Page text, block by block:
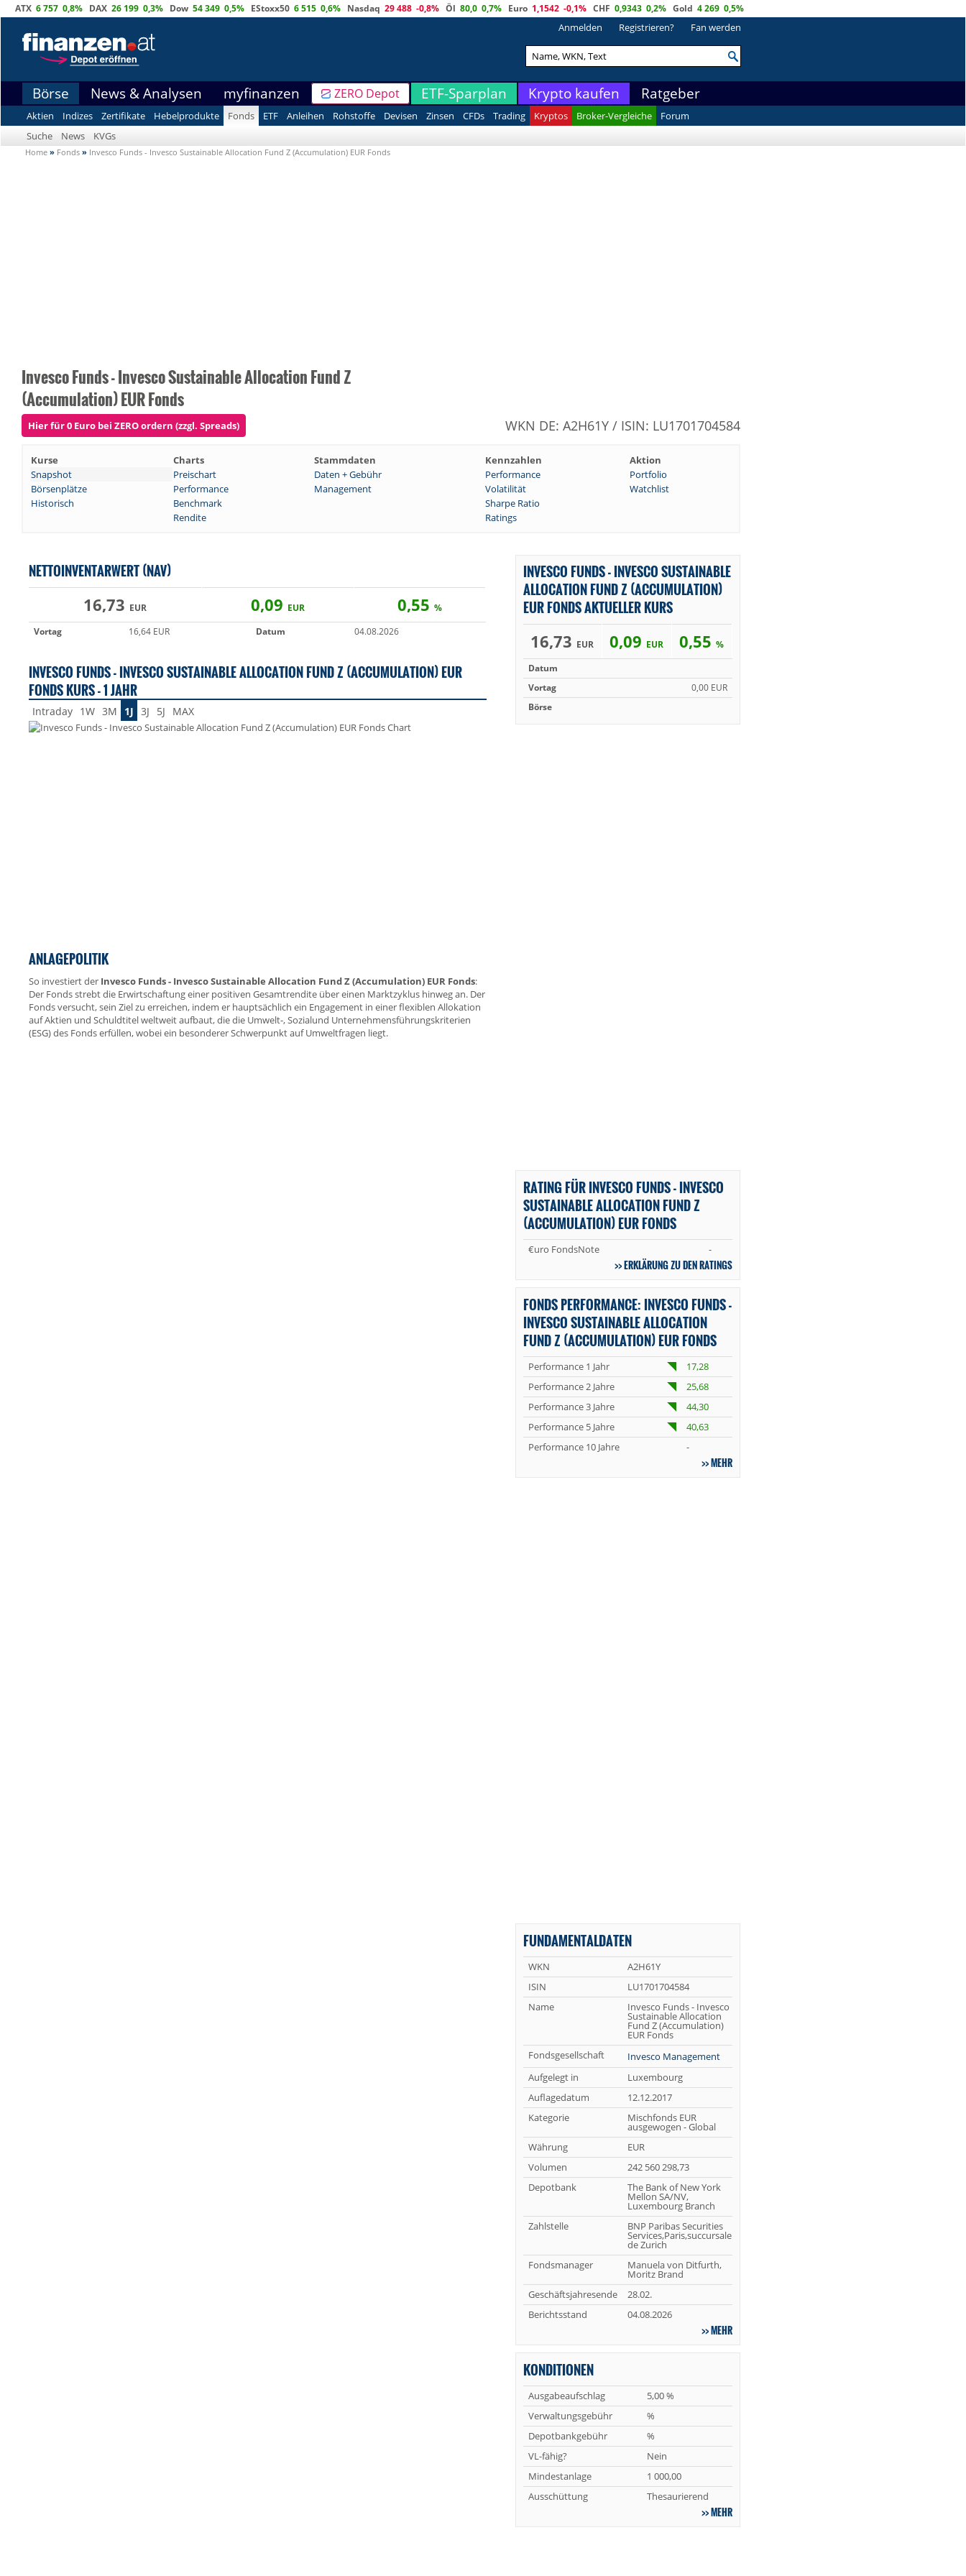
ATX 6 757 0,8% DAX 26 199 0,3% Dow 54 349 0,5% EStoxx50 6 515 0,6% Nasdaq 29 488 -0,8% Öl 80,0 0,7% Euro 1,1542 -0,1% CHF 0,9343 0,2% Gold 4 269 0,5%
Anmelden Registrieren? Fan werden
Börse News & Analysen myfinanzen ZERO Depot ETF-Sparplan Krypto kaufen Ratgeber
Aktien Indizes Zertifikate Hebelprodukte Fonds ETF Anleihen Rohstoffe Devisen Zinsen CFDs Trading Kryptos Broker-Vergleiche
Forum
Suche
News KVGs
Home » Fonds » Invesco Funds - Invesco Sustainable Allocation Fund Z (Accumulation) EUR Fonds
Invesco Funds - Invesco Sustainable Allocation Fund Z
(Accumulation) EUR Fonds
Hier für 0 Euro bei ZERO ordern (zzgl. Spreads) WKN DE: A2H61Y / ISIN: LU1701704584
Kurse Charts Stammdaten Kennzahlen
Aktion
Snapshot
Preischart Daten + Gebühr Performance
Portfolio
Börsenplätze
Performance Management Volatilität
Watchlist
Historisch
Benchmark
Sharpe Ratio
Rendite
Ratings
NETTOINVENTARWERT (NAV)
16,73 EUR 0,09 EUR 0,55 %
Vortag
16,64 EUR Datum 04.08.2026
INVESCO FUNDS - INVESCO SUSTAINABLE ALLOCATION FUND Z (ACCUMULATION) EUR
FONDS KURS - 1 JAHR
Intraday 1W 3M 1J 3J 5J MAX
ANLAGEPOLITIK
So investiert der Invesco Funds - Invesco Sustainable Allocation Fund Z (Accumulation) EUR Fonds:
Der Fonds strebt die Erwirtschaftung einer positiven Gesamtrendite über einen Marktzyklus hinweg an. Der
Fonds versucht, sein Ziel zu erreichen, indem er hauptsächlich ein Engagement in einer flexiblen Allokation
auf Aktien und Schuldtitel weltweit aufbaut, die die Umwelt-, Sozialund Unternehmensführungskriterien
(ESG) des Fonds erfüllen, wobei ein besonderer Schwerpunkt auf Umweltfragen liegt.
INVESCO FUNDS - INVESCO SUSTAINABLE
ALLOCATION FUND Z (ACCUMULATION)
EUR FONDS AKTUELLER KURS
16,73 EUR 0,09 EUR 0,55%
Datum
Vortag
0,00 EUR
Börse
RATING FÜR INVESCO FUNDS - INVESCO
SUSTAINABLE ALLOCATION FUND Z
(ACCUMULATION) EUR FONDS
€uro FondsNote -
ERKLÄRUNG ZU DEN RATINGS
FONDS PERFORMANCE: INVESCO FUNDS -
INVESCO SUSTAINABLE ALLOCATION
FUND Z (ACCUMULATION) EUR FONDS
Performance 1 Jahr
17,28
Performance 2 Jahre
25,68
Performance 3 Jahre
44,30
Performance 5 Jahre
40,63
Performance 10 Jahre
-
MEHR
FUNDAMENTALDATEN
WKN
A2H61Y
ISIN
LU1701704584
Name
Invesco Funds - Invesco
Sustainable Allocation
Fund Z (Accumulation)
EUR Fonds
Fondsgesellschaft
Invesco Management
Aufgelegt in
Luxembourg
Auflagedatum
12.12.2017
Kategorie
Mischfonds EUR
ausgewogen - Global
Währung
EUR
Volumen
242 560 298,73
Depotbank
The Bank of New York
Mellon SA/NV,
Luxembourg Branch
Zahlstelle
BNP Paribas Securities
Services,Paris,succursale
de Zurich
Fondsmanager
Manuela von Ditfurth,
Moritz Brand
Geschäftsjahresende
28.02.
Berichtsstand
04.08.2026
MEHR
KONDITIONEN
Ausgabeaufschlag
5,00 %
Verwaltungsgebühr
%
Depotbankgebühr
%
VL-fähig?
Nein
Mindestanlage
1 000,00
Ausschüttung
Thesaurierend
MEHR